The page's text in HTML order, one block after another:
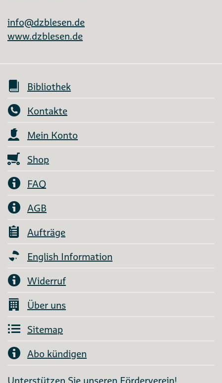
info@dzblesen.de
www.dzblesen.de
Bibliothek
Kontakte
Mein Konto
Shop
FAQ
AGB
Aufträge
English Information
Widerruf
Über uns
Sitemap
Abo kündigen